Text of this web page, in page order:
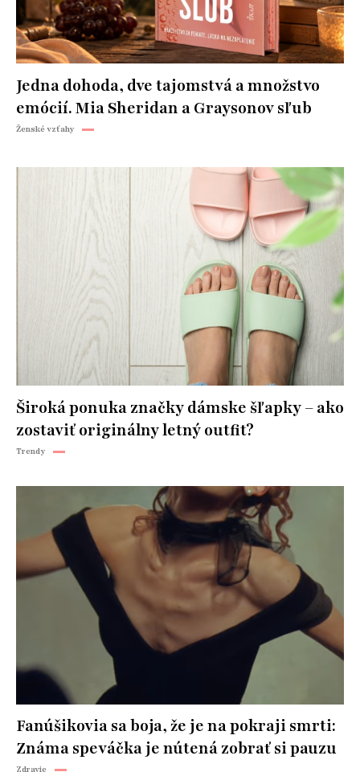
Jedna dohoda, dve tajomstvá a množstvo
emócií. Mia Sheridan a Graysonov sľub
Ženské vzťahy
Široká ponuka značky dámske šľapky – ako
zostaviť originálny letný outfit?
Trendy
Fanúšikovia sa boja, že je na pokraji smrti:
Známa speváčka je nútená zobrať si pauzu
Zdravie